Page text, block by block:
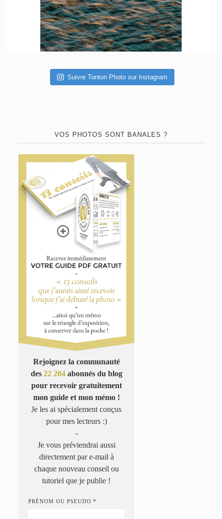
Suivre Tonton Photo sur Instagram
VOS PHOTOS SONT BANALES ?
Rejoignez la communauté
des 22 204abonnés du blog
pour recevoir gratuitement
mon guide et mon mémo !
Je les ai spécialement conçus
pour mes lecteurs :)
-
Je vous préviendrai aussi
directement par e-mail à
chaque nouveau conseil ou
tutoriel que je publie !
PRÉNOM OU PSEUDO *